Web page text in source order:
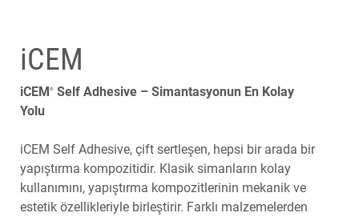
iCEM
iCEM® Self Adhesive – Simantasyonun En Kolay
Yolu
iCEM Self Adhesive, çift sertleşen, hepsi bir arada bir
yapıştırma kompozitidir. Klasik simanların kolay
kullanımını, yapıştırma kompozitlerinin mekanik ve
estetik özellikleriyle birleştirir. Farklı malzemelerden